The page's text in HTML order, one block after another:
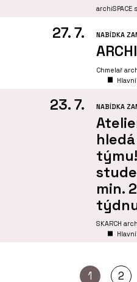
archiSPACE
27. 7. NABÍDKA
Chmelař
23. 7. NABÍDKA
min.
SKARCH
1 2